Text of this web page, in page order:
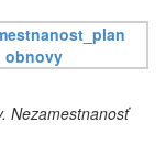
Nezamestnanosť